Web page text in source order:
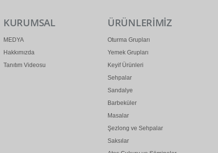
KURUMSAL
MEDYA
Hakkımızda
Tanıtım Videosu
ÜRÜNLERİMİZ
Oturma Grupları
Yemek Grupları
Keyif Ürünleri
Sehpalar
Sandalye
Barbeküler
Masalar
Şezlong ve Sehpalar
Saksılar